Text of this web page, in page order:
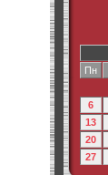
Пн
6
13
20
27